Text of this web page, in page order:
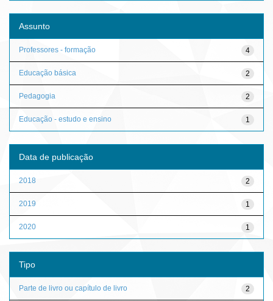
Assunto
4
Professores - formação
2
Educação básica
2
Pedagogia
1
Educação - estudo e ensino
Data de publicação
2
2018
1
2019
1
2020
Tipo
2
Parte de livro ou capítulo de livro